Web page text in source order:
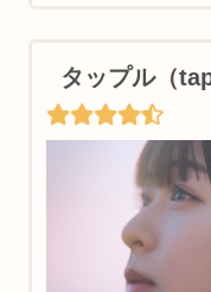
タップル（